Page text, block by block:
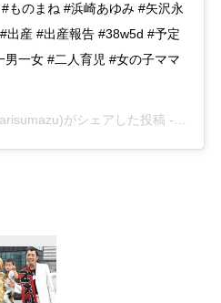
ものまね #浜崎あゆみ #矢沢永
出産 #出産報告 #38w5d #予定
一女 #二人育児 #女の子ママ
がシェアした投稿 -